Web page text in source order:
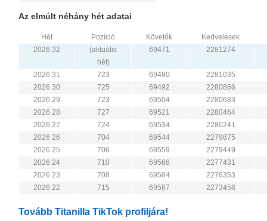
Az elmúlt néhány hét adatai
Hét Pozíció Követők
Kedvelések
2026 32
(aktuális
hét)
69471 2281274
2026 31 723 69480
2281035
2026 30
725 69492
2280866
2026 29
723 69504
2280683
2026 28
727 69521
2280464
2026 27
724 69534
2280241
2026 26
704 69544
2279875
2026 25
706 69559
2279449
2026 24
710 69568
2277431
2026 23
708 69584
2276353
2026 22
715 69587 2273458
Tovább Titanilla TikTok profiljára!